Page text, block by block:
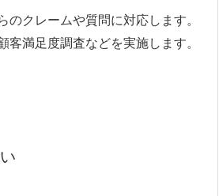
のクレームや質問に対応します。
客満足度調査などを実施します。